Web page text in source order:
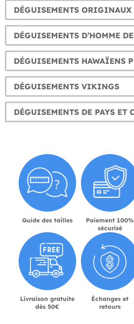
DÉGUISEMENTS VIKINGS
Guide des tailles
Paiement 100%
sécurisé
Livraison gratuite
dès 50€
Échanges et
retours